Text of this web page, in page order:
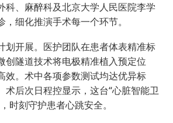
科、麻醉科及北京大学人民医院李学
细化推演手术每一个环节。
开展。医护团队在患者体表精准标
创隧道技术将电极精准植入预定位
效。术中各项参数测试均达优异标
术后次日程控显示，这台“心脏智能卫
时刻守护患者心跳安全。